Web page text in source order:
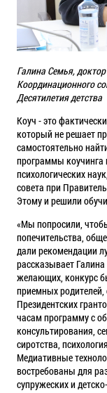
Галина Семья,
Координационного
Десятилетия детства
Коуч - это
который не решает
самостоятельно
программы коучинга
психологических
совета при
Этому и решили
«Мы попросили,
попечительства,
дали рекомендации
рассказывает
желающих, конкурс
приемных
Президентских
часам программу с
консультирования,
сиротства,
Медиативные
востребованы для
супружеских и